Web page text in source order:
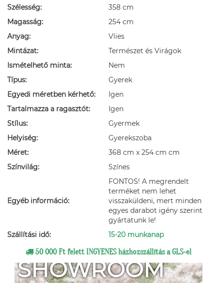
Szélesség:
358 cm
Magasság:
254 cm
Anyag:
Vlies
Mintázat:
Természet és Virágok
Ismételhető minta:
Nem
Típus:
Gyerek
Egyedi méretben kérhető:
Igen
Tartalmazza a ragasztót:
Igen
Stílus:
Gyermek
Helyiség:
Gyerekszoba
Méret:
368 cm x 254 cm cm
Színvilág:
Színes
Egyéb információ:
FONTOS! A megrendelt
terméket nem lehet
visszaküldeni, mert minden
egyes darabot igény szerint
gyártatunk le!
Szállítási idő:
15-20 munkanap
50 000 Ft felett INGYENES házhozszállítás a GLS-el
SHOWROOM